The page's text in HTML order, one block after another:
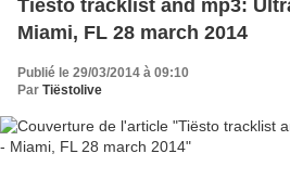
Tiësto tracklist and mp3:
Miami, FL 28 march 2014
Publié le 29/03/2014 à 09:10
Par Tiëstolive